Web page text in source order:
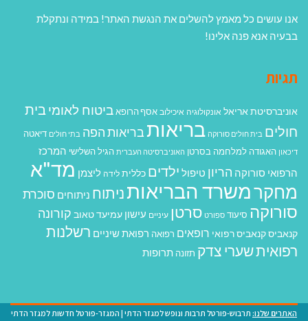
אנו עושים כל מאמץ להשלים את הנגשת האתר! במידה ונתקלת
בבעיה אנא פנה אלינו!
תגיות
אוניברסיטת אריאל אונקולוגיה איכילוב אסף הרופא ביטוח לאומיבית
חולים בית חולים סורוקה בריאותבריאות הפה בתי חולים דיאטה
דיכאון האגודה למלחמה בסרטן האוניברסיטה העברית הגיל השלישי המרכז
הרפואי סורוקה הריון טיפול ילדים כללית לידה ליצמן מד"א
מחקרמשרד הבריאותניתוח ניתוחים סוכרת
סורוקה סיעוד ספורט סרטן עיניים עישון עמיעד טאוב קורונה
קנאביסקנאביס רפואי רופאים רפואה רפואת שיניים רשלנות
רפואיתשערי צדק תזונה תרופות
האתרים שלנו: תרבוש-פורטל תרבות ונופש למגזר הדתי | המגזר-פורטל חדשות למגזר הדתי